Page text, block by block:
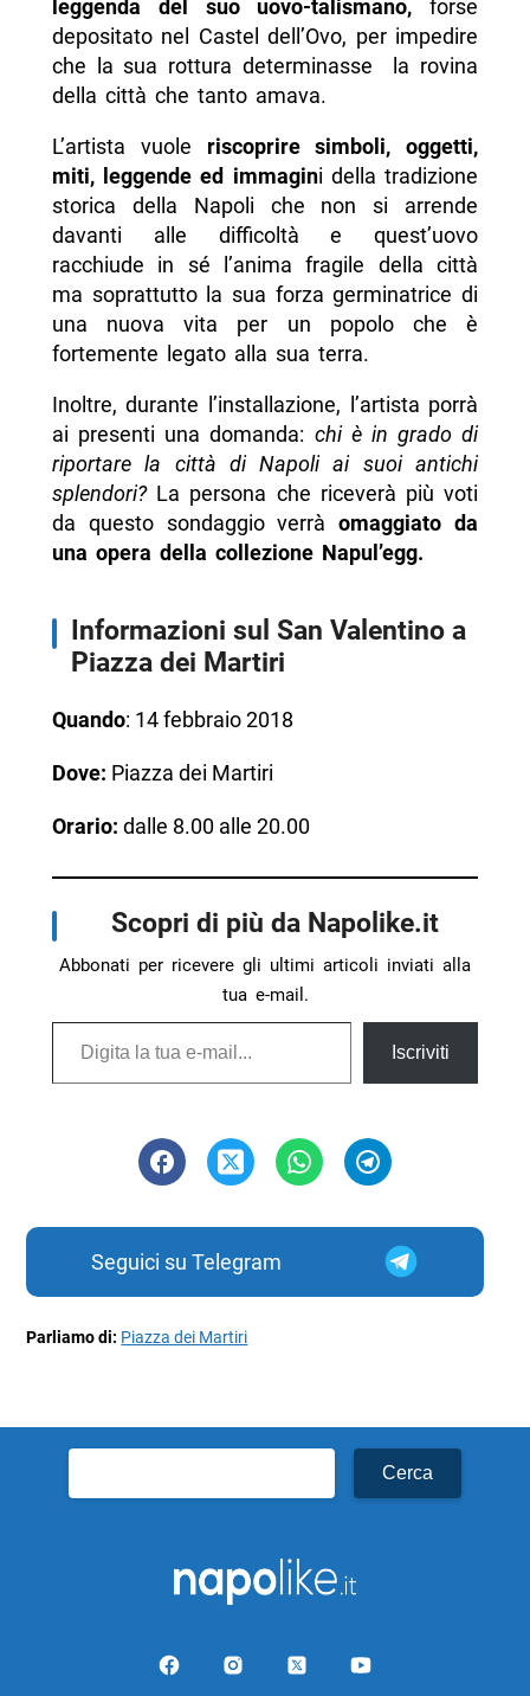
leggenda del suo uovo-talismano, forse
depositato nel Castel dell’Ovo, per impedire
che la sua rottura determinasse la rovina
della città che tanto amava.
L’artista vuole riscoprire simboli, oggetti,
miti, leggende ed immagini della tradizione
storica della Napoli che non si arrende
davanti alle difficoltà e quest’uovo
racchiude in sé l’anima fragile della città
ma soprattutto la sua forza germinatrice di
una nuova vita per un popolo che è
fortemente legato alla sua terra.
Inoltre, durante l’installazione, l’artista porrà
ai presenti una domanda: chi è in grado di
riportare la città di Napoli ai suoi antichi
splendori? La persona che riceverà più voti
da questo sondaggio verrà omaggiato da
una opera della collezione Napul’egg.
Informazioni sul San Valentino a
Piazza dei Martiri
Quando: 14 febbraio 2018
Dove: Piazza dei Martiri
Orario: dalle 8.00 alle 20.00
Scopri di più da Napolike.it
Abbonati per ricevere gli ultimi articoli inviati alla
tua e-mail.
Digita la tua e-mail...
Iscriviti
Seguici su Telegram
Parliamo di: Piazza dei Martiri
per: